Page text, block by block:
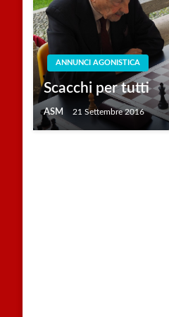
ANNUNCI AGONISTICA
Scacchi per tutti
ASM 21 Settembre 2016